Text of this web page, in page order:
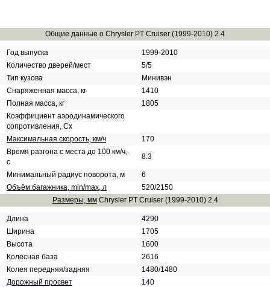
Общие данные о Chrysler PT Cruiser (1999-2010) 2.4
Год выпуска
1999-2010
Количество дверей/мест
5/5
Тип кузова
Минивэн
Снаряженная масса, кг
1410
Полная масса, кг
1805
Коэффициент аэродинамического
сопротивления, Сх
Максимальная скорость, км/ч
170
Время разгона с места до 100 км/ч,
с
8.3
Минимальный радиус поворота, м
6
Объём багажника, min/max, л
520/2150
Размеры, ммChrysler PT Cruiser (1999-2010) 2.4
Длина
4290
Ширина
1705
Высота
1600
Колесная база
2616
Колея передняя/задняя
1480/1480
Дорожный просвет
140